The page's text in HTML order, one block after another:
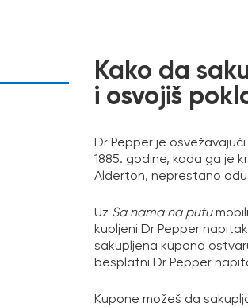
Kako da
i osvojiš
Dr Pepper je
1885. godine, kada ga je
Alderton, neprestano
Uz Sa nama na putu
kupljeni Dr Pepper
sakupljena kupona
besplatni Dr Pepper
Kupone možeš da